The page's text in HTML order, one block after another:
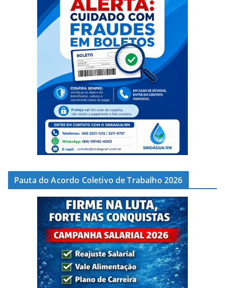
Pauta do Acordo Coletivo de Trabalho 2026